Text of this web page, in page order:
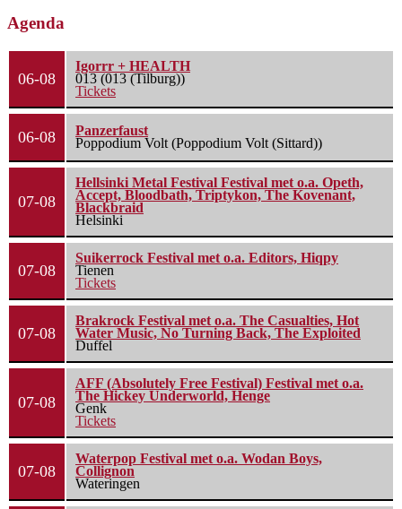
Agenda
06-08
Igorrr + HEALTH
013 (013 (Tilburg))
Tickets
06-08
Panzerfaust
Poppodium Volt (Poppodium Volt (Sittard))
07-08
Hellsinki Metal Festival Festival met o.a. Opeth,
Accept, Bloodbath, Triptykon, The Kovenant,
Blackbraid
Helsinki
07-08
Suikerrock Festival met o.a. Editors, Hiqpy
Tienen
Tickets
07-08
Brakrock Festival met o.a. The Casualties, Hot
Water Music, No Turning Back, The Exploited
Duffel
07-08
AFF (Absolutely Free Festival) Festival met o.a.
The Hickey Underworld, Henge
Genk
Tickets
07-08
Waterpop Festival met o.a. Wodan Boys,
Collignon
Wateringen